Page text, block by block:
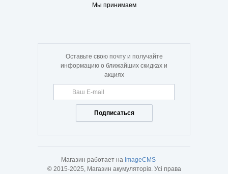
Мы принимаем
Оставьте свою почту и получайте
информацию о ближайших скидках и
акциях
Подписаться
Магазин работает на ImageCMS
© 2015-2025, Магазин акумуляторів. Усі права